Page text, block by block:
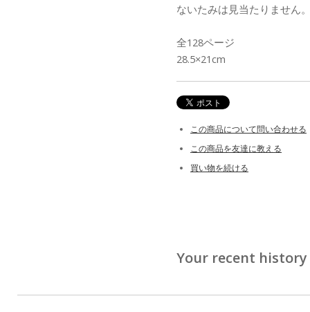
ないたみは見当たりません
全128ページ
28.5×21cm
この商品について問い合わせる
この商品を友達に教える
買い物を続ける
Your recent history